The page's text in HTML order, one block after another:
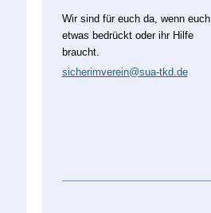
Wir sind für euch da, wenn euch
etwas bedrückt oder ihr Hilfe
braucht.
sicherimverein@sua-tkd.de